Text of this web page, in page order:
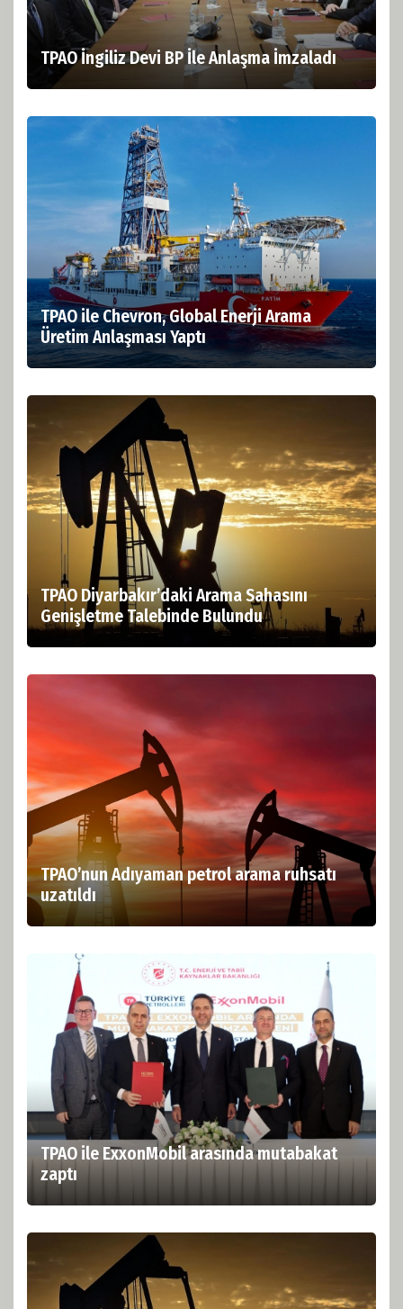
TPAO İngiliz Devi BP İle Anlaşma İmzaladı
TPAO ile Chevron, Global Enerji Arama
Üretim Anlaşması Yaptı
TPAO Diyarbakır’daki Arama Sahasını
Genişletme Talebinde Bulundu
TPAO’nun Adıyaman petrol arama ruhsatı
uzatıldı
TPAO ile ExxonMobil arasında mutabakat
zaptı